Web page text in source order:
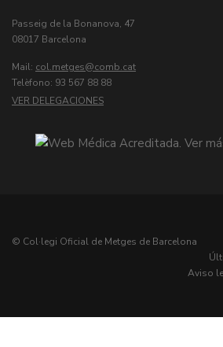
Passeig de la Bonanova, 47
08017 Barcelona
Mail: col.metges
Telèfono: 93 567 88 88
VER DELEGACIONES
© Col·legi Oficial de Metges de Barcelona
Aviso